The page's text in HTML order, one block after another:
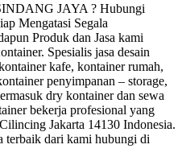
JAYA ? Hubungi
Mengatasi Segala
Produk dan Jasa kami
Spesialis jasa desain
kafe, kontainer rumah,
penyimpanan – storage,
dry kontainer dan sewa
bekerja profesional yang
Jakarta 14130 Indonesia.
terbaik dari kami hubungi di